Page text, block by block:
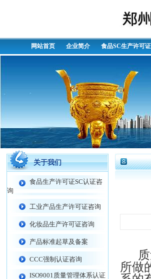
网站首页 企业简介 食品SC生产许可
关于我们
食品生产许可证SC认证咨
询
工业产品生产许可证咨询
化妆品生产许可证咨询
产品标准起草及备案
CCC强制认证咨询
ISO9001质量管理体系认证
质
所做